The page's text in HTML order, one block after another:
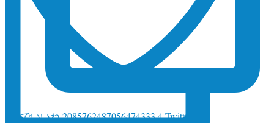
でいいね 20857624870564743334Twitter